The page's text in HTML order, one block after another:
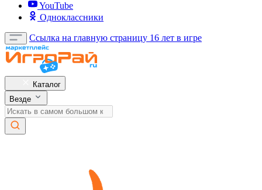
YouTube
Одноклассники
Ссылка на главную страницу 16 лет в игре
Каталог
Везде